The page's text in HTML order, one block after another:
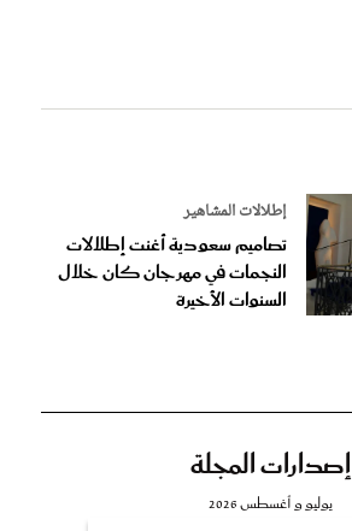
إطلالات المشاهير
تصاميم سعودية أغنت إطلالات
النجمات في مهرجان كان خلال
السنوات الأخيرة
إصدارات المجلة
يوليو و أغسطس 2026